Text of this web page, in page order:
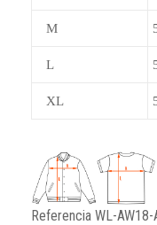
M
L
XL
Referencia WL-